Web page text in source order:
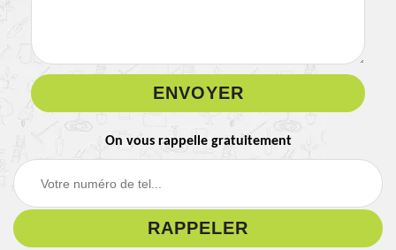
On vous rappelle gratuitement